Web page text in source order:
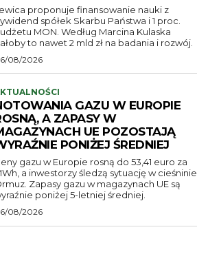
proponuje finansowanie nauki z
spółek Skarbu Państwa i 1 proc.
MON. Według Marcina Kulaska
to nawet 2 mld zł na badania i rozwój.
08/2026
GAZU W EUROPIE
A ZAPASY W
UE POZOSTAJĄ
PONIŻEJ ŚREDNIEJ
gazu w Europie rosną do 53,41 euro za
a inwestorzy śledzą sytuację w cieśninie
Zapasy gazu w magazynach UE są
poniżej 5-letniej średniej.
08/2026